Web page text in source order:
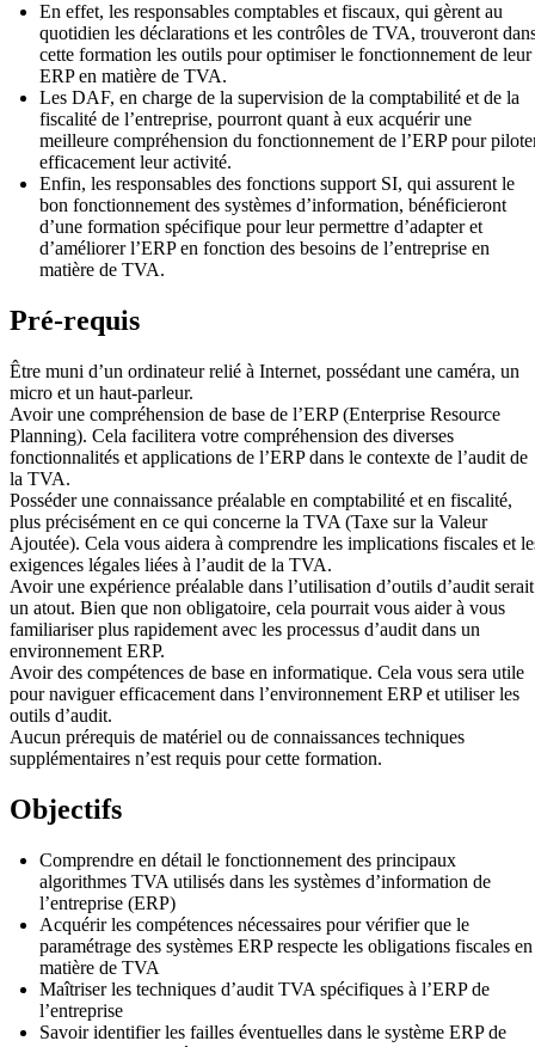
En effet, les responsables comptables et fiscaux, qui gèrent au
quotidien les déclarations et les contrôles de TVA, trouveront
cette formation les outils pour optimiser le fonctionnement de leur
ERP en matière de TVA.
Les DAF, en charge de la supervision de la comptabilité et de la
fiscalité de l’entreprise, pourront quant à eux acquérir une
meilleure compréhension du fonctionnement de l’ERP pour
efficacement leur activité.
Enfin, les responsables des fonctions support SI, qui assurent le
bon fonctionnement des systèmes d’information, bénéficieront
d’une formation spécifique pour leur permettre d’adapter et
d’améliorer l’ERP en fonction des besoins de l’entreprise en
matière de TVA.
Pré-requis
Être muni d’un ordinateur relié à Internet, possédant une caméra, un
micro et un haut-parleur.
Avoir une compréhension de base de l’ERP (Enterprise Resource
Planning). Cela facilitera votre compréhension des diverses
fonctionnalités et applications de l’ERP dans le contexte de l’audit de
la TVA.
Posséder une connaissance préalable en comptabilité et en fiscalité,
plus précisément en ce qui concerne la TVA (Taxe sur la Valeur
Ajoutée). Cela vous aidera à comprendre les implications fiscales et
exigences légales liées à l’audit de la TVA.
Avoir une expérience préalable dans l’utilisation d’outils d’audit serait
un atout. Bien que non obligatoire, cela pourrait vous aider à vous
familiariser plus rapidement avec les processus d’audit dans un
environnement ERP.
Avoir des compétences de base en informatique. Cela vous sera utile
pour naviguer efficacement dans l’environnement ERP et utiliser les
outils d’audit.
Aucun prérequis de matériel ou de connaissances techniques
supplémentaires n’est requis pour cette formation.
Objectifs
Comprendre en détail le fonctionnement des principaux
algorithmes TVA utilisés dans les systèmes d’information de
l’entreprise (ERP)
Acquérir les compétences nécessaires pour vérifier que le
paramétrage des systèmes ERP respecte les obligations fiscales en
matière de TVA
Maîtriser les techniques d’audit TVA spécifiques à l’ERP de
l’entreprise
Savoir identifier les failles éventuelles dans le système ERP de